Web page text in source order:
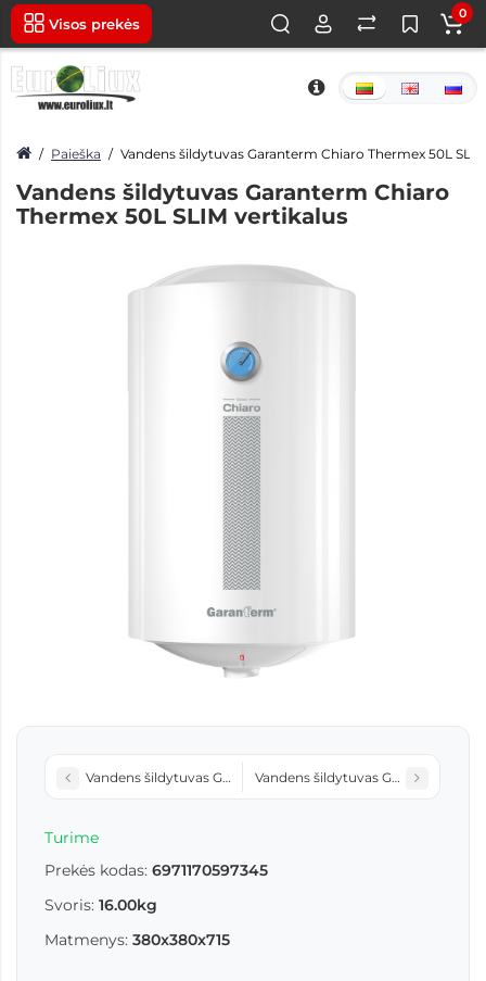
Visos prekės
0
Paieška Vandens šildytuvas Garanterm Chiaro Thermex 50L
Vandens šildytuvas Garanterm Chiaro
Thermex 50L SLIM vertikalus
Vandens šildytuvas Garanterm Chiaro Thermex 50L vertikalus
Vandens šildytuvas Garanterm
Turime
Prekės kodas: 6971170597345
Svoris: 16.00kg
Matmenys: 380x380x715